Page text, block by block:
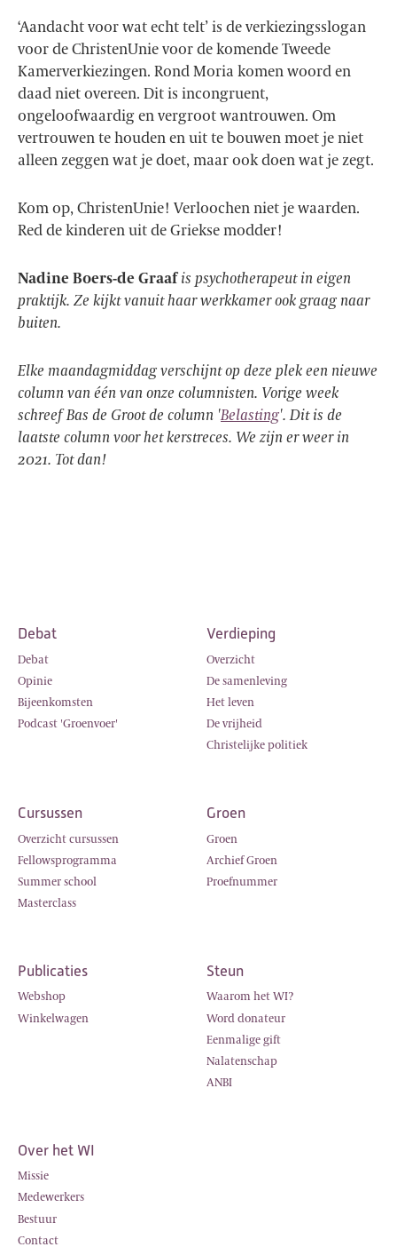
‘Aandacht voor wat echt telt’ is de verkiezingsslogan
voor de ChristenUnie voor de komende Tweede
Kamerverkiezingen. Rond Moria komen woord en
daad niet overeen. Dit is incongruent,
ongeloofwaardig en vergroot wantrouwen. Om
vertrouwen te houden en uit te bouwen moet je niet
alleen zeggen wat je doet, maar ook doen wat je zegt.
Kom op, ChristenUnie! Verloochen niet je waarden.
Red de kinderen uit de Griekse modder!
Nadine Boers-de Graaf is psychotherapeut in eigen
praktijk. Ze kijkt vanuit haar werkkamer ook graag naar
buiten.
Elke maandagmiddag verschijnt op deze plek een nieuwe
column van één van onze columnisten. Vorige week
schreef Bas de Groot de column 'Belasting'. Dit is de
laatste column voor het kerstreces. We zijn er weer in
2021. Tot dan!
Debat
Debat
Opinie
Bijeenkomsten
Podcast 'Groenvoer'
Verdieping
Overzicht
De samenleving
Het leven
De vrijheid
Christelijke politiek
Cursussen
Overzicht cursussen
Fellowsprogramma
Summer school
Masterclass
Groen
Groen
Archief Groen
Proefnummer
Publicaties
Webshop
Winkelwagen
Steun
Waarom het WI?
Word donateur
Eenmalige gift
Nalatenschap
ANBI
Over het WI
Missie
Medewerkers
Bestuur
Contact